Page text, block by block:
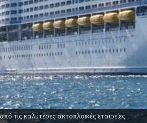
Οι καλύτερες προσφορές σε ξενοδοχεία